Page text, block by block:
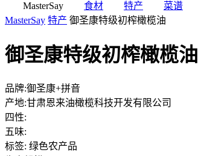
MasterSay
食材 特产 菜谱
MasterSay 特产 御圣康特级初榨橄榄油
御圣康特级初榨橄榄油
品牌:御圣康+拼音
产地:甘肃恩来油橄榄科技开发有限公司
四性:
五味:
标签: 绿色农产品